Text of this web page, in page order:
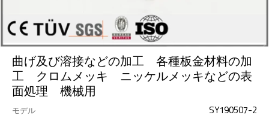
曲げ及び溶接などの加工 各種板金材料の加
工 クロムメッキ ニッケルメッキなどの表
面処理 機械用
モデル SY190507-2